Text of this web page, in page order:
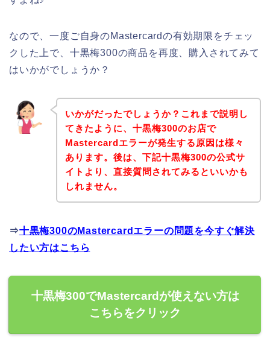
なので、一度ご自身のMastercardの有効期限をチェッ
クした上で、十黒梅300の商品を再度、購入されてみて
はいかがでしょうか？
いかがだったでしょうか？これまで説明し
てきたように、十黒梅300のお店で
Mastercardエラーが発生する原因は様々
あります。後は、下記十黒梅300の公式サ
イトより、直接質問されてみるといいかも
しれません。
⇒十黒梅300のMastercardエラーの問題を今すぐ解決
したい方はこちら
十黒梅300でMastercardが使えない方は
こちらをクリック